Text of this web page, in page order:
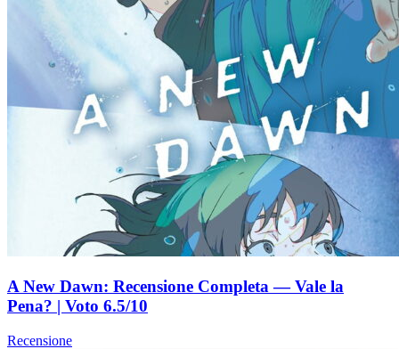
A New Dawn: Recensione Completa — Vale la
Pena? | Voto 6.5/10
Recensione